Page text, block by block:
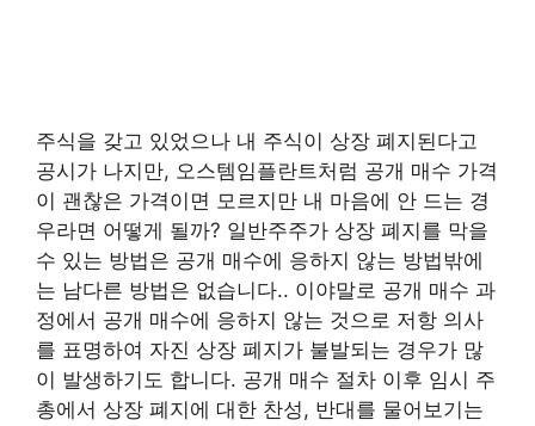
주식을 갖고 있었으나 내 주식이 상장 폐지된다고
공시가 나지만, 오스템임플란트처럼 공개 매수 가격
이 괜찮은 가격이면 모르지만 내 마음에 안 드는 경
우라면 어떻게 될까? 일반주주가 상장 폐지를 막을
수 있는 방법은 공개 매수에 응하지 않는 방법밖에
는 남다른 방법은 없습니다.. 이야말로 공개 매수 과
정에서 공개 매수에 응하지 않는 것으로 저항 의사
를 표명하여 자진 상장 폐지가 불발되는 경우가 많
이 발생하기도 합니다. 공개 매수 절차 이후 임시 주
총에서 상장 폐지에 대한 찬성, 반대를 물어보기는